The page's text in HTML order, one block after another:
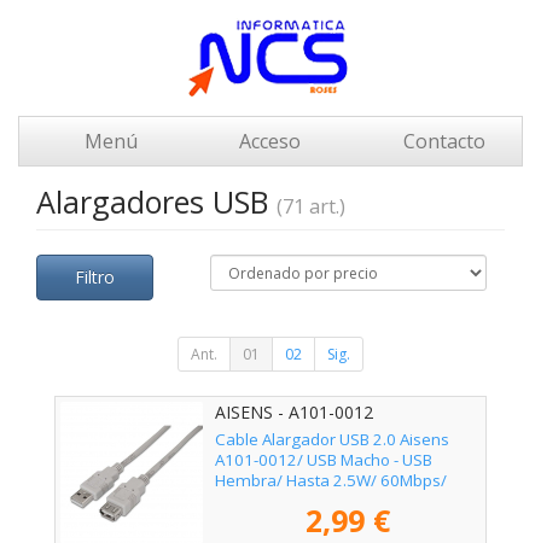
Menú Acceso Contacto
Alargadores USB (71 art.)
Filtro
Ant. 01 02 Sig.
AISENS - A101-0012
Cable Alargador USB 2.0 Aisens
A101-0012/ USB Macho - USB
Hembra/ Hasta 2.5W/ 60Mbps/
2,99 €